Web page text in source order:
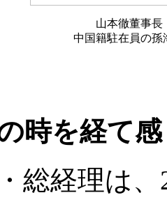
山本徹董事長
中国籍駐在員の孫
を経て
総経理は